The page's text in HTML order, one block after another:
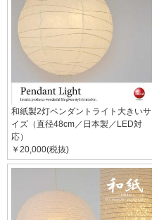
和紙製2灯ペンダントライト大きいサ
イズ（直径48cm／日本製／LED対
応）
￥20,000(税抜)